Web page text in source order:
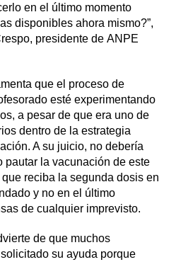
en el último momento
disponibles ahora mismo?”,
presidente de ANPE
que el proceso de
esté experimentando
a pesar de que era uno de
dentro de la estrategia
A su juicio, no debería
pautar la vacunación de este
reciba la segunda dosis en
y no en el último
de cualquier imprevisto.
de que muchos
su ayuda porque